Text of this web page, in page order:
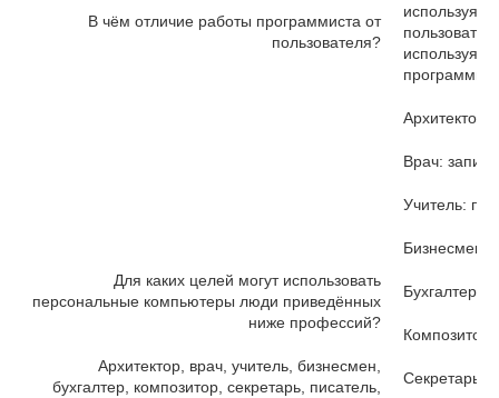
В чём отличие работы программиста от
пользователя?
используя
используя
Для каких целей могут использовать
персональные компьютеры люди приведённых
ниже профессий?
Архитектор, врач, учитель, бизнесмен,
бухгалтер, композитор, секретарь, писатель,
Архитектор:
Врач:
Учитель:
Бизнесмен:
Бухгалтер:
Секретарь: